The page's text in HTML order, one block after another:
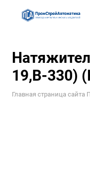
19,B-330)
Главная страница сайта